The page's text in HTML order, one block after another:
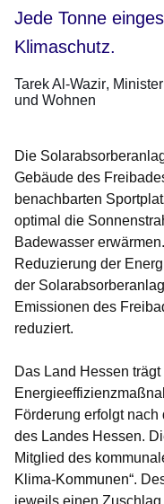
Jede Tonne
Klimaschutz.
Tarek Al-Wazir
und Wohnen
Die
Gebäude des
benachbarten
optimal die
Badewasser
Reduzierung der
der
Emissionen des
reduziert.
Das Land Hessen
Förderung erfolgt
des Landes Hessen.
Mitglied des
Klima-Kommunen“.